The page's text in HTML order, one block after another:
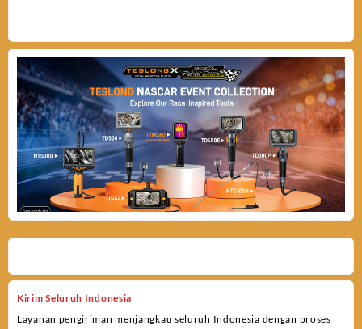
Kirim Seluruh Indonesia
Layanan pengiriman menjangkau seluruh Indonesia dengan proses